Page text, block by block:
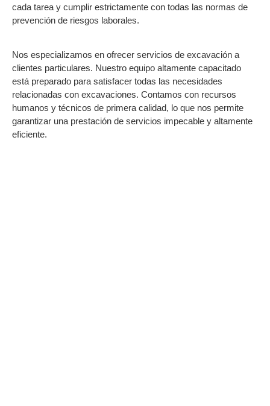
cada tarea y cumplir estrictamente con todas las normas de
prevención de riesgos laborales.
Nos especializamos en ofrecer servicios de excavación a
clientes particulares. Nuestro equipo altamente capacitado
está preparado para satisfacer todas las necesidades
relacionadas con excavaciones. Contamos con recursos
humanos y técnicos de primera calidad, lo que nos permite
garantizar una prestación de servicios impecable y altamente
eficiente.